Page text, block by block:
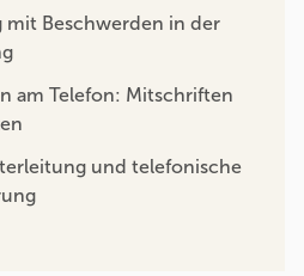
mit Beschwerden in der
am Telefon: Mitschriften
und telefonische